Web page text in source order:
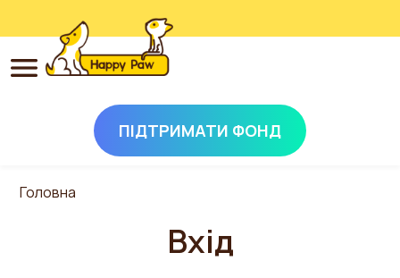
ПІДТРИМАТИ ФОНД
Головна
Вхід